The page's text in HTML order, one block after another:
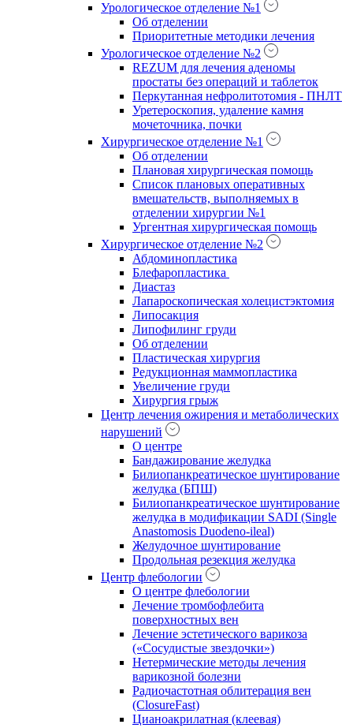
Урологическое отделение №1
Об отделении
Приоритетные методики лечения
Урологическое отделение №2
REZUM для лечения аденомы
простаты без операций и таблеток
Перкутанная нефролитотомия - ПНЛТ
Уретероскопия, удаление камня
мочеточника, почки
Хирургическое отделение №1
Об отделении
Плановая хирургическая помощь
Список плановых оперативных
вмешательств, выполняемых в
отделении хирургии №1
Ургентная хирургическая помощь
Хирургическое отделение №2
Абдоминопластика
Блефаропластика
Диастаз
Лапароскопическая холецистэктомия
Липосакция
Липофилинг груди
Об отделении
Пластическая хирургия
Редукционная маммопластика
Увеличение груди
Хирургия грыж
Центр лечения ожирения и метаболических
нарушений
О центре
Бандажирование желудка
Билиопанкреатическое шунтирование
желудка (БПШ)
Билиопанкреатическое шунтирование
желудка в модификации SADI (Single
Anastomosis Duodeno-ileal)
Желудочное шунтирование
Продольная резекция желудка
Центр флебологии
О центре флебологии
Лечение тромбофлебита
поверхностных вен
Лечение эстетического варикоза
(«Сосудистые звездочки»)
Нетермические методы лечения
варикозной болезни
Радиочастотная облитерация вен
(ClosureFast)
Цианоакрилатная (клеевая)